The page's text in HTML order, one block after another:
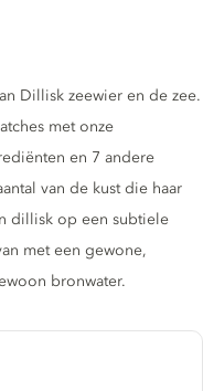
Dillisk zeewier en de zee.
met onze
en 7 andere
van de kust die haar
dillisk op een subtiele
met een gewone,
bronwater.